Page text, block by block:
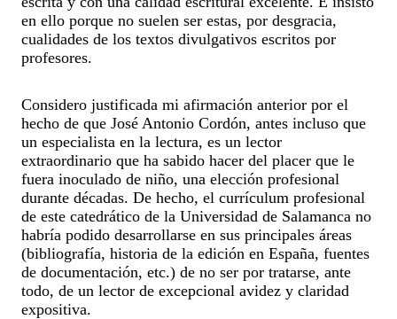
en ello porque no suelen ser estas, por desgracia,
cualidades de los textos divulgativos escritos por
profesores.
Considero justificada mi afirmación anterior por el
hecho de que José Antonio Cordón, antes incluso que
un especialista en la lectura, es un lector
extraordinario que ha sabido hacer del placer que le
fuera inoculado de niño, una elección profesional
durante décadas. De hecho, el currículum profesional
de este catedrático de la Universidad de Salamanca no
habría podido desarrollarse en sus principales áreas
(bibliografía, historia de la edición en España, fuentes
de documentación, etc.) de no ser por tratarse, ante
todo, de un lector de excepcional avidez y claridad
expositiva.